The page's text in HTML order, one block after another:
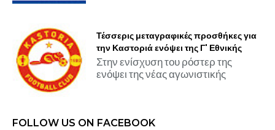
Τέσσερις μεταγραφικές προσθήκες για
την Καστοριά ενόψει της Γ' Εθνικής
Στην ενίσχυση του ρόστερ της
ενόψει της νέας αγωνιστικής
FOLLOW US ON FACEBOOK